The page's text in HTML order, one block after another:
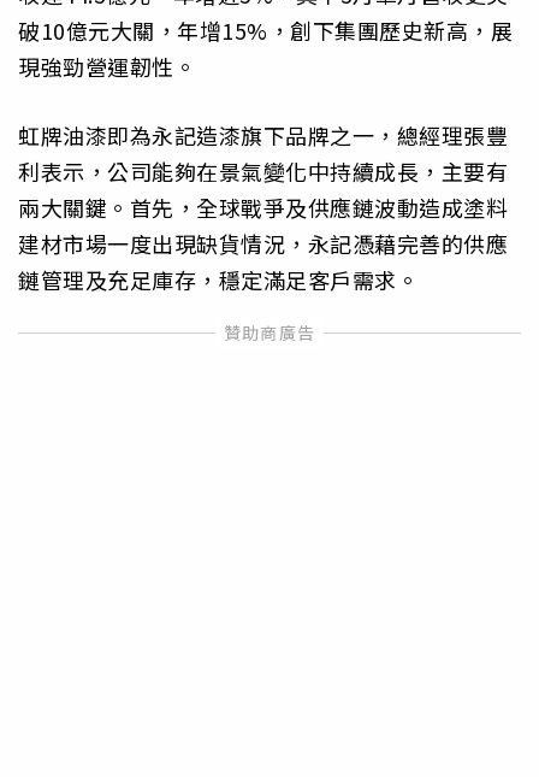
破10億元大關，年增15%，創下集團歷史新高，展
現強勁營運韌性。
虹牌油漆即為永記造漆旗下品牌之一，總經理張豐
利表示，公司能夠在景氣變化中持續成長，主要有
兩大關鍵。首先，全球戰爭及供應鏈波動造成塗料
建材市場一度出現缺貨情況，永記憑藉完善的供應
鏈管理及充足庫存，穩定滿足客戶需求。